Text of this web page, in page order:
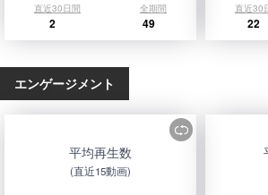
直近30日間 全期間
2 49
直近30
22
エンゲージメント
平均再生数
(直近15動画)